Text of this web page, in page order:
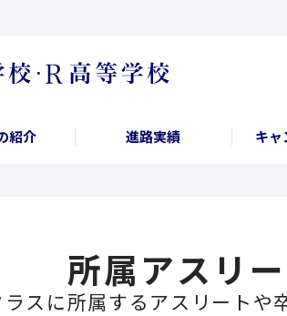
紹介 進路実績 キャ
スに所属するアスリートや
所属アスリ